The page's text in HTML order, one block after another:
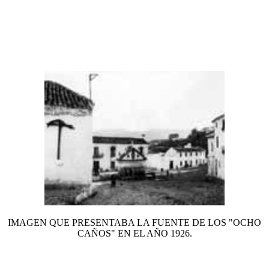
IMAGEN QUE PRESENTABA LA FUENTE DE LOS "OCHO
CAÑOS" EN EL AÑO 1926.